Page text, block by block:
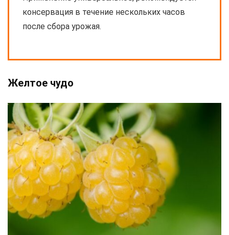
консервация в течение нескольких часов
после сбора урожая.
Желтое чудо